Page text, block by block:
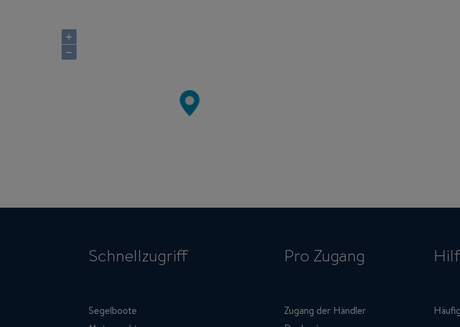
+
−
Schnellzugriff
Segelboote
Pro Zugang
Zugang der Händler